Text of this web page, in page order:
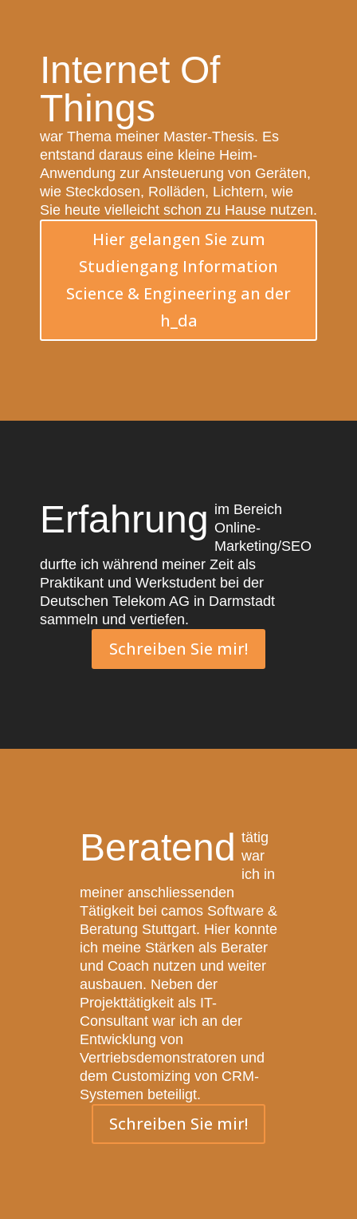
Internet Of
Things
war Thema meiner Master-Thesis. Es
entstand daraus eine kleine Heim-
Anwendung zur Ansteuerung von Geräten,
wie Steckdosen, Rolläden, Lichtern, wie
Sie heute vielleicht schon zu Hause nutzen.
Hier gelangen Sie zum
Studiengang Information
Science & Engineering an der
h_da
Erfahrung im Bereich
Online-
Marketing/SEO
durfte ich während meiner Zeit als
Praktikant und Werkstudent bei der
Deutschen Telekom AG in Darmstadt
sammeln und vertiefen.
Schreiben Sie mir!
Beratend tätig
war
ich in
meiner anschliessenden
Tätigkeit bei camos Software &
Beratung Stuttgart. Hier konnte
ich meine Stärken als Berater
und Coach nutzen und weiter
ausbauen. Neben der
Projekttätigkeit als IT-
Consultant war ich an der
Entwicklung von
Vertriebsdemonstratoren und
dem Customizing von CRM-
Systemen beteiligt.
Schreiben Sie mir!